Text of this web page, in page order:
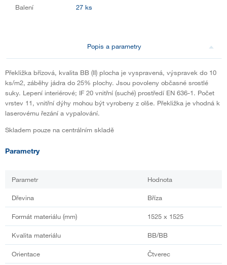
Balení
27 ks
Popis a parametry
Překližka břízová, kvalita BB (II) plocha je vyspravená, výspravek do 10
ks/m2, záběhy jádra do 25% plochy. Jsou povoleny občasné srostlé
suky. Lepení interiérové; IF 20 vnitřní (suché) prostředí EN 636-1. Počet
vrstev 11, vnitřní dýhy mohou být vyrobeny z olše. Překližka je vhodná k
laserovému řezání a vypalování.
Skladem pouze na centrálním skladě
Parametry
Parametr Hodnota
Dřevina Bříza
Formát materiálu (mm) 1525 x 1525
Kvalita materiálu BB/BB
Orientace Čtverec